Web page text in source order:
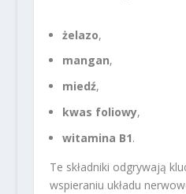
żelazo,
mangan,
miedź,
kwas foliowy,
witamina B1.
Te składniki odgrywają
wspieraniu układu